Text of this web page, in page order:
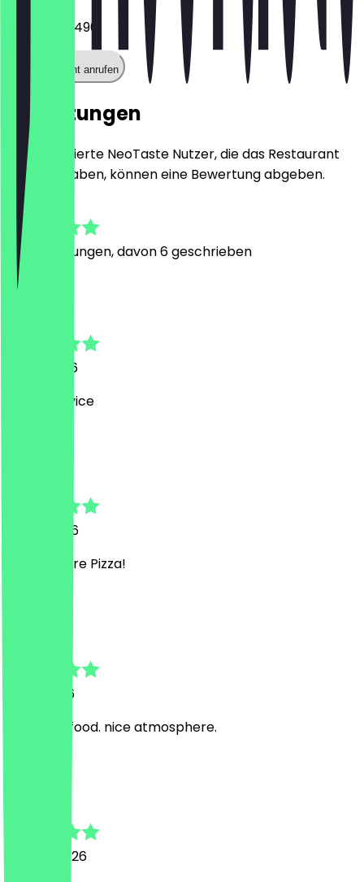
030 75650490
Restaurant anrufen
Bewertungen
Nur registrierte NeoTaste Nutzer, die das Restaurant
besucht haben, können eine Bewertung abgeben.
4.3
26 Bewertungen, davon 6 geschrieben
31. Juli 2026
Super Service
16. Juli 2026
sehr leckere Pizza!
7. Juli 2026
excellent food. nice atmosphere.
20. Juni 2026